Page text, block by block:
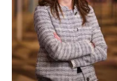
Dr. Judith Kamalski
Managing Director | Chief